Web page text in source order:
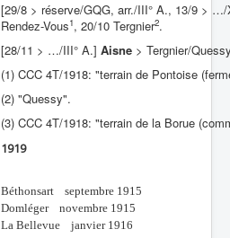
[29/8 > réserve/GQG, arr./III° A., 13/9 >
Rendez-Vous1, 20/10 Tergnier2.
[28/11 > …/III° A.] Aisne > Tergnier/
(1) CCC 4T/1918: "terrain de Pontoise
(2) "Quessy".
(3) CCC 4T/1918: "terrain de la Borue
1919
Béthonsart septembre 1915
Domléger novembre 1915
La Bellevue janvier 1916